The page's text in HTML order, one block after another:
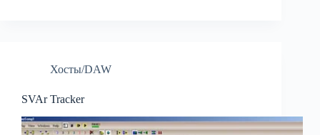
Хосты/DAW
SVAr Tracker